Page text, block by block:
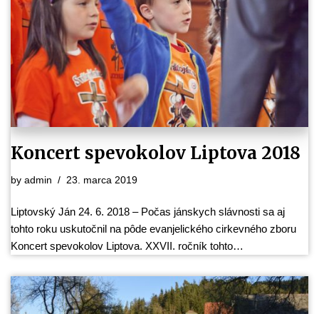
Koncert spevokolov Liptova 2018
by admin 23. marca 2019
Liptovský Ján 24. 6. 2018 – Počas jánskych slávnosti sa aj
tohto roku uskutočnil na pôde evanjelického cirkevného zboru
Koncert spevokolov Liptova. XXVII. ročník tohto…